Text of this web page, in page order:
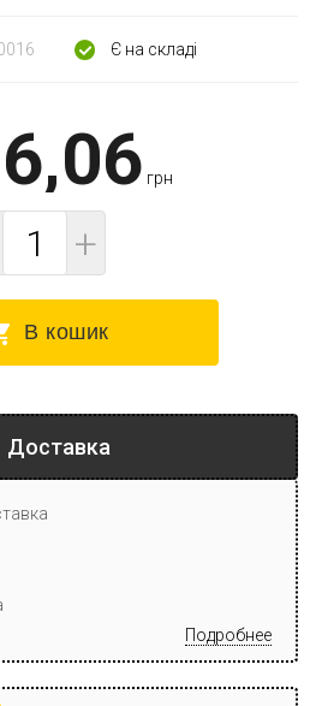
Є на складі
грн
+
В кошик
Доставка
Подробнее